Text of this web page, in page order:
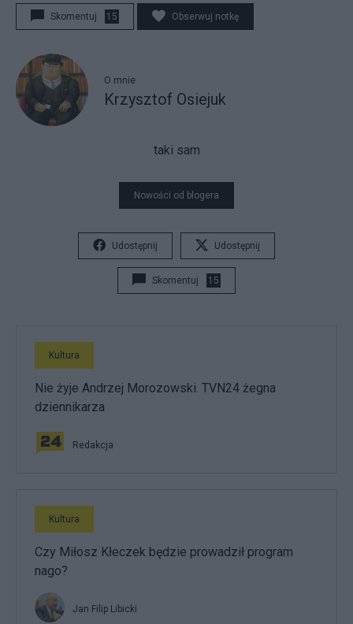
Skomentuj 15 Obserwuj notkę
O mnie
Krzysztof Osiejuk
taki sam
Nowości od blogera
Udostępnij Udostępnij
Skomentuj 15
Kultura
Nie żyje Andrzej Morozowski. TVN24 żegna
dziennikarza
Redakcja
Kultura
Czy Miłosz Kłeczek będzie prowadził program
nago?
Jan Filip Libicki